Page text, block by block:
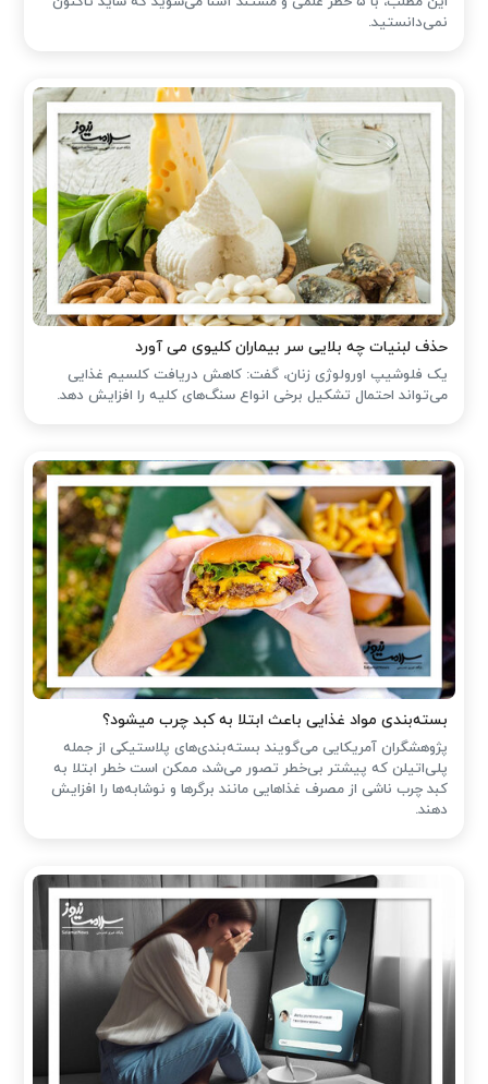
نمی‌دانستید.
حذف لبنیات چه بلایی سر بیماران کلیوی می آورد
یک فلوشیپ اورولوژی زنان، گفت: کاهش دریافت کلسیم غذایی
می‌تواند احتمال تشکیل برخی انواع سنگ‌های کلیه را افزایش دهد.
بسته‌بندی مواد غذایی باعث ابتلا به کبد چرب میشود؟
پژوهشگران آمریکایی می‌گویند بسته‌بندی‌های پلاستیکی از جمله
پلی‌اتیلن که پیشتر بی‌خطر تصور می‌شد، ممکن است خطر ابتلا به
کبد چرب ناشی از مصرف غذاهایی مانند برگرها و نوشابه‌ها را افزایش
دهند.